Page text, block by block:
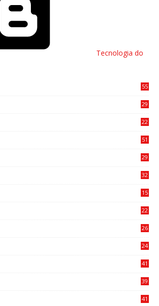
Tecnologia do
55
29
22
51
29
32
15
22
26
24
41
39
41